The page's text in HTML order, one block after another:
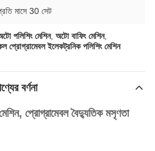
মাসে 30 সেট
পলিশিং মেশিন,অটো বাফিং মেশিন,
প্রোগ্রামেবল ইলেকট্রনিক পলিশিং মেশিন
বর্ণনা
প্রোগ্রামেবল বৈদ্যুতিক মসৃণতা